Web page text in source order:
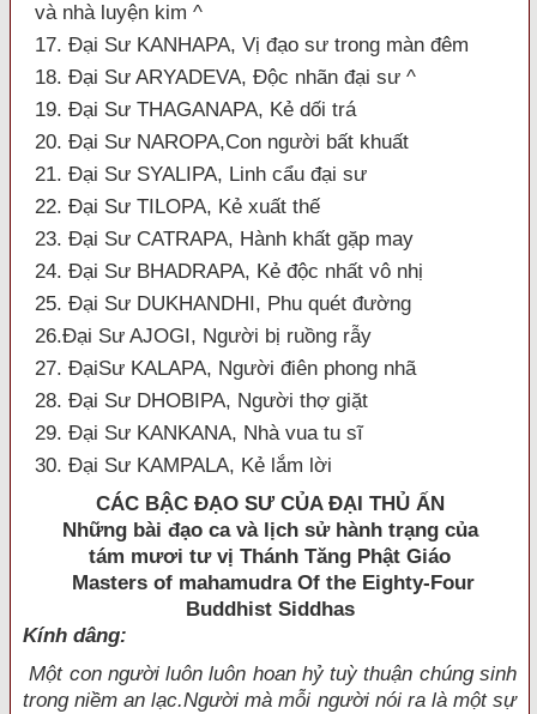
và nhà luyện kim ^
17. Đại Sư KANHAPA, Vị đạo sư trong màn đêm
18. Đại Sư ARYADEVA, Ðộc nhãn đại sư ^
19. Đại Sư THAGANAPA, Kẻ dối trá
20. Đại Sư NAROPA,Con người bất khuất
21. Đại Sư SYALIPA, Linh cẩu đại sư
22. Đại Sư TILOPA, Kẻ xuất thế
23. Đại Sư CATRAPA, Hành khất gặp may
24. Đại Sư BHADRAPA, Kẻ độc nhất vô nhị
25. Đại Sư DUKHANDHI, Phu quét đường
26.Đại Sư AJOGI, Người bị ruồng rẫy
27. ĐạiSư KALAPA, Người điên phong nhã
28. Đại Sư DHOBIPA, Người thợ giặt
29. Đại Sư KANKANA, Nhà vua tu sĩ
30. Đại Sư KAMPALA, Kẻ lắm lời
CÁC BẬC ÐẠO SƯ CỦA ÐẠI THỦ ẤN
Những bài đạo ca và lịch sử hành trạng của
tám mươi tư vị Thánh Tăng Phật Giáo
Masters of mahamudra Of the Eighty-Four
Buddhist Siddhas
Kính dâng:
Một con người luôn luôn hoan hỷ tuỳ thuận chúng sinh
trong niềm an lạc.Người mà mỗi người nói ra là một sự